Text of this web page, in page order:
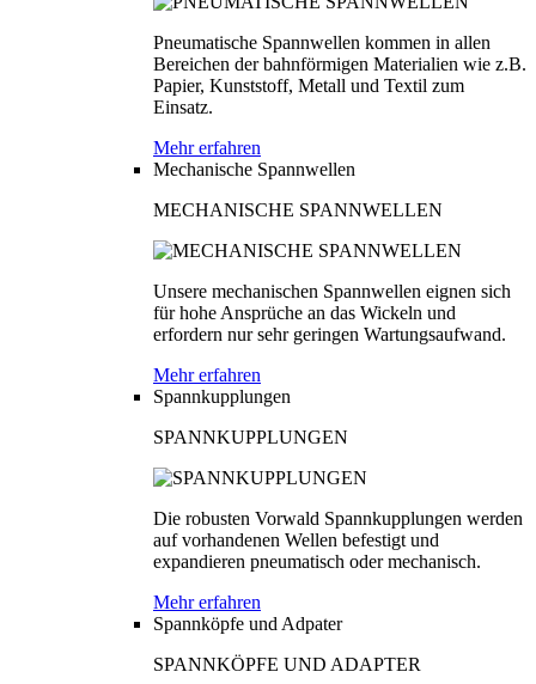
Pneumatische Spannwellen kommen in allen
Bereichen der bahnförmigen Materialien wie z.B.
Papier, Kunststoff, Metall und Textil zum
Einsatz.
Mehr erfahren
Mechanische Spannwellen
MECHANISCHE SPANNWELLEN
Unsere mechanischen Spannwellen eignen sich
für hohe Ansprüche an das Wickeln und
erfordern nur sehr geringen Wartungsaufwand.
Mehr erfahren
Spannkupplungen
SPANNKUPPLUNGEN
Die robusten Vorwald Spannkupplungen werden
auf vorhandenen Wellen befestigt und
expandieren pneumatisch oder mechanisch.
Mehr erfahren
Spannköpfe und Adpater
SPANNKÖPFE UND ADAPTER